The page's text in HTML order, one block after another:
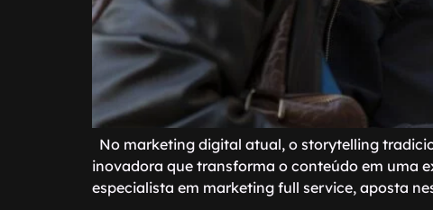
No marketing digital atual, o storytelling
inovadora que transforma o conteúdo em uma
especialista em marketing full service, aposta